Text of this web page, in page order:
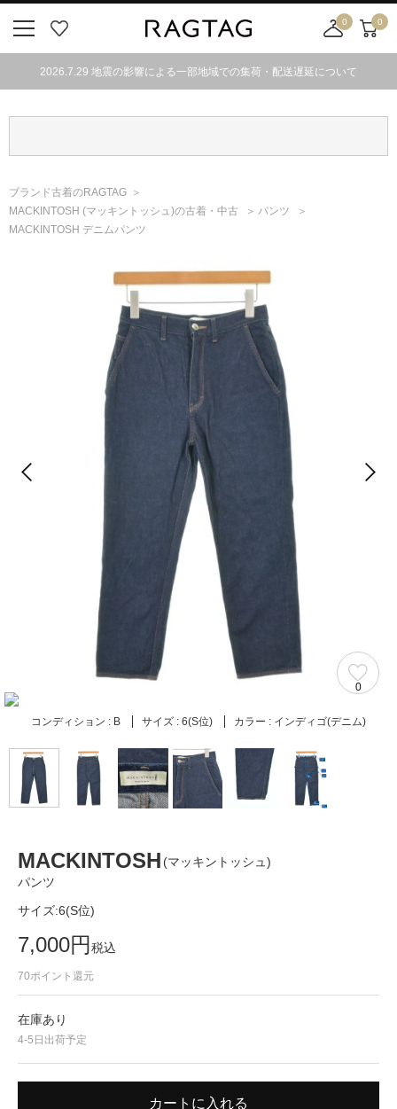
気
0
舗
カ
0
2026.7.29 地震の影響による一部地域での集荷・配送遅延について
ブランド古着のRAGTAG
MACKINTOSH (マッキントッシュ)の古着・中古
パンツ
MACKINTOSH デニムパンツ
0
コンディション : B サイズ : 6(S位) カラー : インディゴ(デニム)
MACKINTOSH (マッキントッシュ)
パンツ
サイズ:6(S位)
7,000円税込
70ポイント還元
在庫あり
4-5日出荷予定